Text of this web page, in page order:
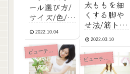
ール選び方/
サイズ/色/安
全性3つの要
素/安心安定
のアンチバ
ーストタイ
プを
2022.10.04
太ももを細
くする脚や
せ法/筋トレ/
ストレッチ/
マッサージ/
効果があっ
たものを紹
2022.03.10
ビューティ・ダイエット
ビューティ・ダイエット